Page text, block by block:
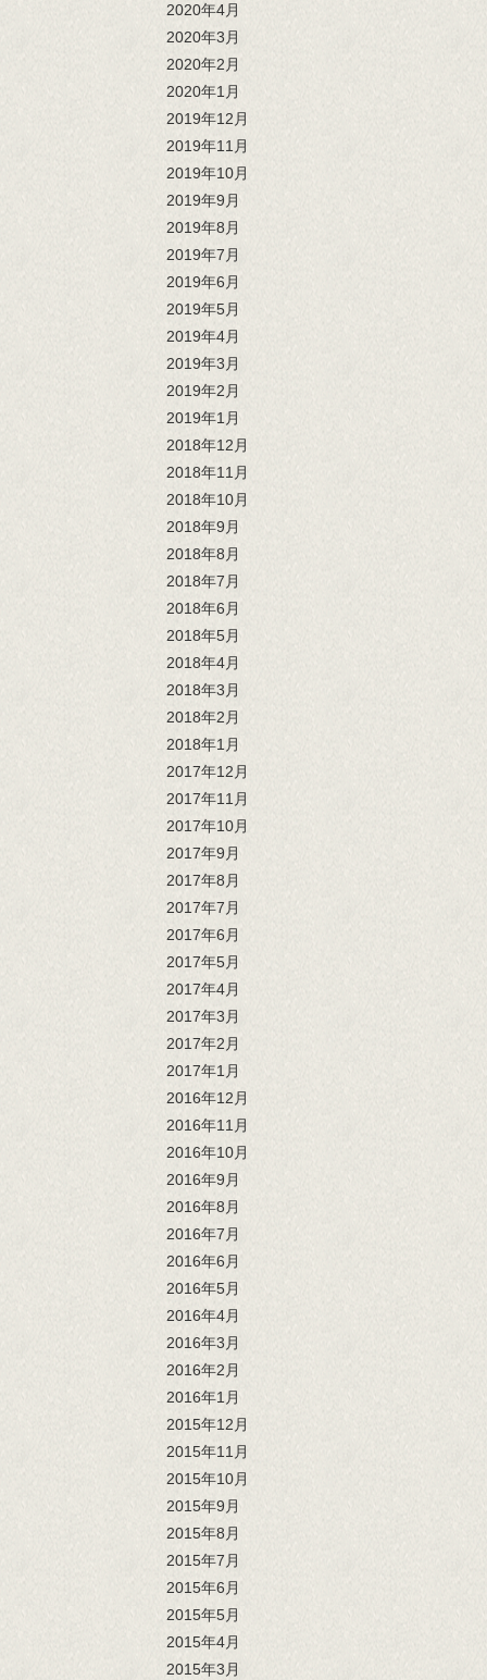
2020年4月
2020年3月
2020年2月
2020年1月
2019年12月
2019年11月
2019年10月
2019年9月
2019年8月
2019年7月
2019年6月
2019年5月
2019年4月
2019年3月
2019年2月
2019年1月
2018年12月
2018年11月
2018年10月
2018年9月
2018年8月
2018年7月
2018年6月
2018年5月
2018年4月
2018年3月
2018年2月
2018年1月
2017年12月
2017年11月
2017年10月
2017年9月
2017年8月
2017年7月
2017年6月
2017年5月
2017年4月
2017年3月
2017年2月
2017年1月
2016年12月
2016年11月
2016年10月
2016年9月
2016年8月
2016年7月
2016年6月
2016年5月
2016年4月
2016年3月
2016年2月
2016年1月
2015年12月
2015年11月
2015年10月
2015年9月
2015年8月
2015年7月
2015年6月
2015年5月
2015年4月
2015年3月